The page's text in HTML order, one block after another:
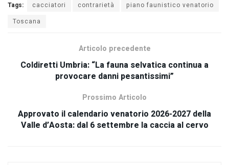
Tags: cacciatori contrarietà
piano faunistico venatorio
Toscana
Articolo precedente
Coldiretti Umbria: “La fauna selvatica continua a
provocare danni pesantissimi”
Prossimo Articolo
Approvato il calendario venatorio 2026-2027 della
Valle d’Aosta: dal 6 settembre la caccia al cervo